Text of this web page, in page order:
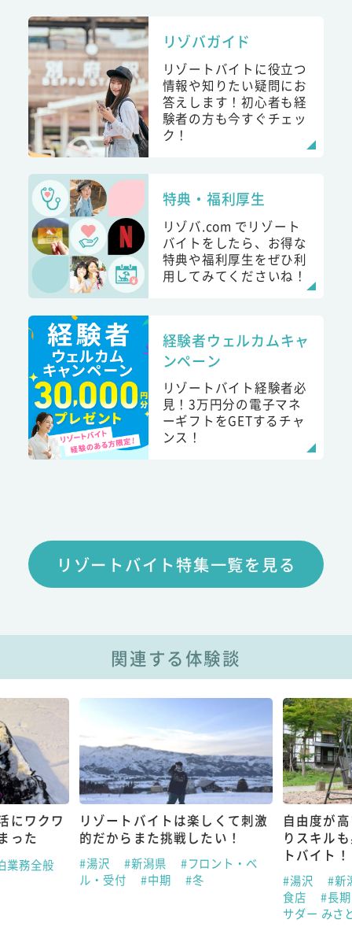
リゾバガイド
リゾートバイトに役立つ
情報や知りたい疑問にお
答えします！初心者も経
験者の方も今すぐチェッ
ク！
特典・福利厚生
リゾバ.com でリゾート
バイトをしたら、お得な
特典や福利厚生をぜひ利
用してみてくださいね！
経験者ウェルカムキャ
ンペーン
リゾートバイト経験者必
見！3万円分の電子マネ
ーギフトをGETするチャ
ンス！
リゾートバイト特集一覧を見る
関連する体験談
にワクワ
った
業務全般
リゾートバイトは楽しくて刺激
的だからまた挑戦したい！
#湯沢 #新潟県
#フロント・ベ
ル・受付
#中期 #冬
自由度が
りスキル
トバイト！
#湯沢
#新
食店
#長
サダー みさ